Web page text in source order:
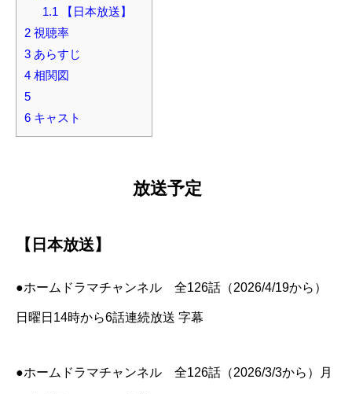
1.1 【日本放送】
2 視聴率
3 あらすじ
4 相関図
5
6 キャスト
放送予定
【日本放送】
●ホームドラマチャンネル 全126話（2026/4/19から）
日曜日14時から6話連続放送 字幕
●ホームドラマチャンネル 全126話（2026/3/3から）月